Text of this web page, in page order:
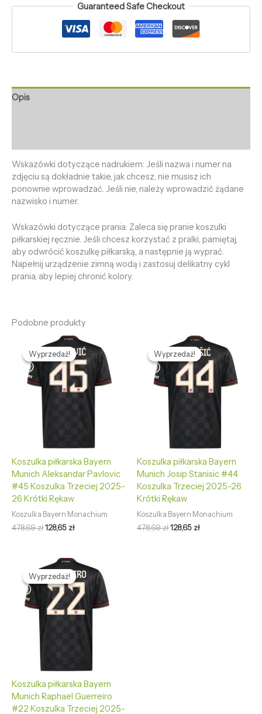
Guaranteed Safe Checkout
Opis
Wskazówki dotyczące nadrukiem: Jeśli nazwa i numer na
zdjęciu są dokładnie takie, jak chcesz, nie musisz ich
ponownie wprowadzać. Jeśli nie, należy wprowadzić żądane
nazwisko i numer.
Wskazówki dotyczące prania: Zaleca się pranie koszulki
piłkarskiej ręcznie. Jeśli chcesz korzystać z pralki, pamiętaj,
aby odwrócić koszulkę piłkarską, a następnie ją wyprać.
Napełnij urządzenie zimną wodą i zastosuj delikatny cykl
prania, aby lepiej chronić kolory.
Podobne produkty
Wyprzedaż!
Wyprzedaż!
Koszulka piłkarska Bayern
Munich Aleksandar Pavlovic
#45 Koszulka Trzeciej 2025-
26 Krótki Rękaw
Koszulka Bayern Monachium
478,69zł
Pierwotna
cena
wynosiła:
478,69 zł.
128,65 zł
Aktualna
cena
wynosi:
128,65 zł.
Wyprzedaż!
Wyprzedaż!
Koszulka piłkarska Bayern
Munich Josip Stanisic #44
Koszulka Trzeciej 2025-26
Krótki Rękaw
Koszulka Bayern Monachium
478,69zł
Pierwotna
cena
wynosiła:
478,69 zł.
128,65 zł
Aktualna
cena
wynosi:
128,65 zł.
Wyprzedaż!
Wyprzedaż!
Koszulka piłkarska Bayern
Munich Raphael Guerreiro
#22 Koszulka Trzeciej 2025-
Pierwotna
cena
wynosiła:
478,69 zł.
Aktualna
cena
wynosi:
128,65 zł.